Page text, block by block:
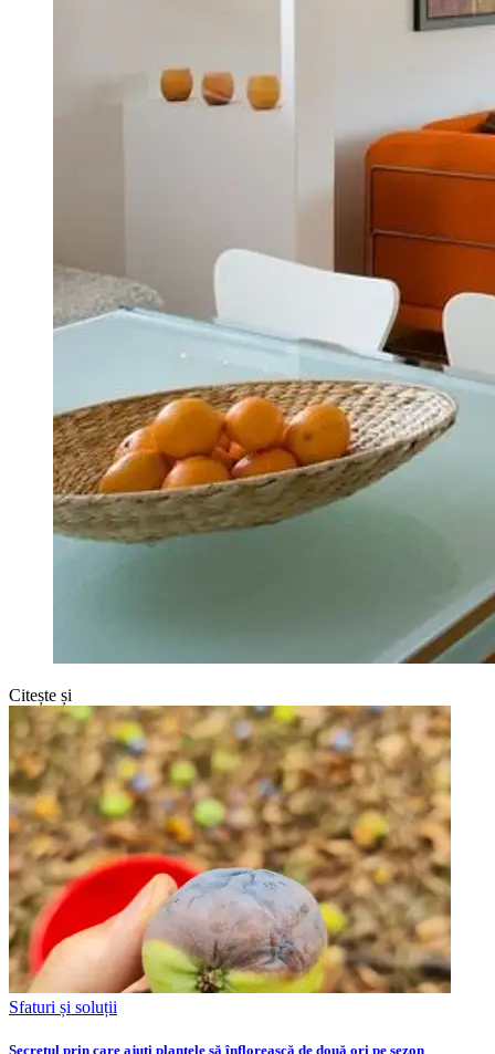
Citește și
Sfaturi și soluții
Secretul prin care ajuți plantele să înflorească de două ori pe sezon